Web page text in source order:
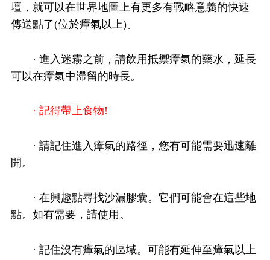
壇，就可以在世界地圖上有更多有戰略意義的快速
傳送點了(位於瘴氣以上)。
· 進入迷霧之前，請飲用抵禦瘴氣的藥水，延長
可以在瘴氣中滯留的時長。
· 記得帶上食物!
· 請記住進入瘴氣的路徑，您有可能需要迅速離
開。
· 在興趣點尋找沙漏膠囊。它們可能會在這些地
點。如有需要，請使用。
· 記住沒有瘴氣的區域。可能有延伸至瘴氣以上